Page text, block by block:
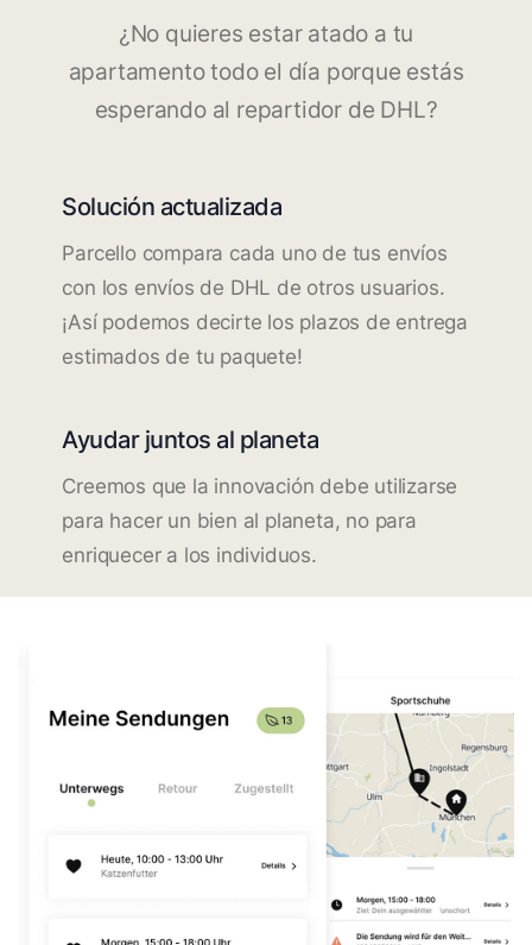
¿No quieres estar atado a tu
apartamento todo el día porque estás
esperando al repartidor de DHL?
Solución actualizada
Parcello compara cada uno de tus envíos
con los envíos de DHL de otros usuarios.
¡Así podemos decirte los plazos de entrega
estimados de tu paquete!
Ayudar juntos al planeta
Creemos que la innovación debe utilizarse
para hacer un bien al planeta, no para
enriquecer a los individuos.